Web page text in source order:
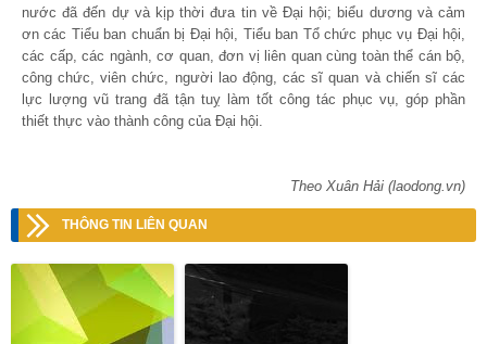
nước đã đến dự và kịp thời đưa tin về Đại hội; biểu dương và cảm
ơn các Tiểu ban chuẩn bị Đại hội, Tiểu ban Tổ chức phục vụ Đại hội,
các cấp, các ngành, cơ quan, đơn vị liên quan cùng toàn thể cán bộ,
công chức, viên chức, người lao động, các sĩ quan và chiến sĩ các
lực lượng vũ trang đã tận tuỵ làm tốt công tác phục vụ, góp phần
thiết thực vào thành công của Đại hội.
Theo Xuân Hải (laodong.vn)
THÔNG TIN LIÊN QUAN